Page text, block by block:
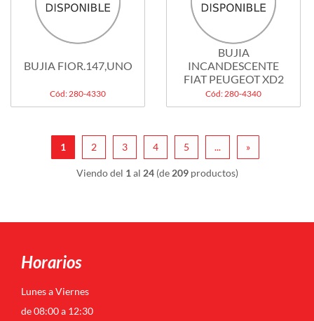
BUJIA FIOR.147,UNO
Cód: 280-4330
BUJIA
INCANDESCENTE
FIAT PEUGEOT XD2
Cód: 280-4340
1 2 3 4 5 ... »
Viendo del 1 al 24(de 209productos)
Horarios
Lunes a Viernes
de 08:00 a 12:30